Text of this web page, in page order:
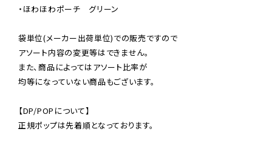
・ほわほわポーチ　グリーン
袋単位(メーカー出荷単位)での販売ですので
アソート内容の変更等はできません。
また、商品によってはアソート比率が
均等になっていない商品もございます。
【DP/POPについて】
正規ポップは先着順となっております。